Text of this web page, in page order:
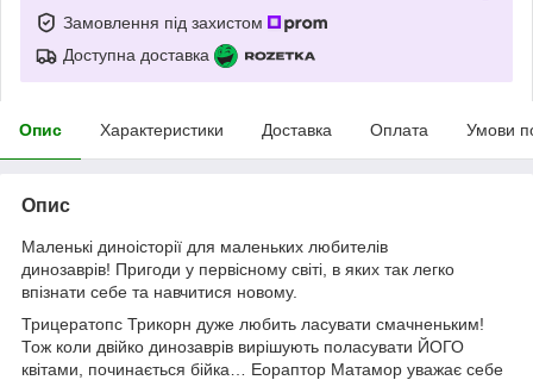
Замовлення під захистом
Доступна доставка
Опис Характеристики Доставка Оплата Умови
Опис
Маленькі диноісторії для маленьких любителів
динозаврів! Пригоди у первісному світі, в яких так легко
впізнати себе та навчитися новому.
Трицератопс Трикорн дуже любить ласувати смачненьким!
Тож коли двійко динозаврів вирішують поласувати ЙОГО
квітами, починається бійка… Еораптор Матамор уважає себе